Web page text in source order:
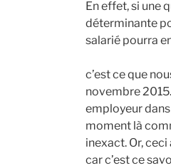
En effet, si une
déterminante
salarié pourra
c’est ce que
novembre
employeur
moment là
inexact. Or,
car c’est ce